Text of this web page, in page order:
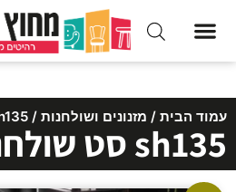
עמוד הבית / מזנונים ושולחנות / sh135 סט שולחנות
sh135 סט שולחנות